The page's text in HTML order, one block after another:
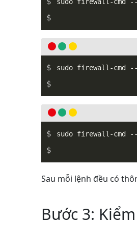
Sau mỗi lệnh đều có
Bước 3: